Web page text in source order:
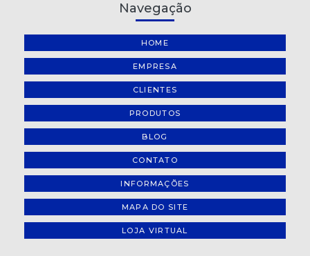
Navegação
HOME
EMPRESA
CLIENTES
PRODUTOS
BLOG
CONTATO
INFORMAÇÕES
MAPA DO SITE
LOJA VIRTUAL